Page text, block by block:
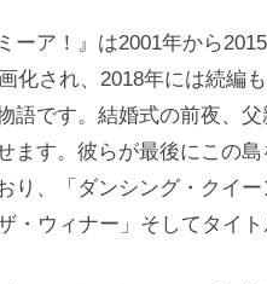
m
a
ーア！』は2001年から
化され、2018年には続編
語です。結婚式の前夜、
ます。彼らが最後にこの
り、「ダンシング・クイ
・ウィナー」そしてタイ